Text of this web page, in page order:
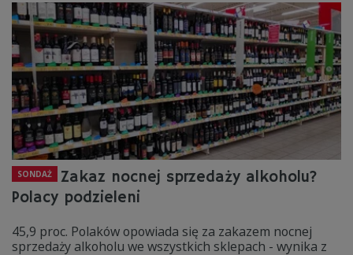
SONDAŻ
Zakaz nocnej sprzedaży alkoholu?
Polacy podzieleni
45,9 proc. Polaków opowiada się za zakazem nocnej
sprzedaży alkoholu we wszystkich sklepach - wynika z